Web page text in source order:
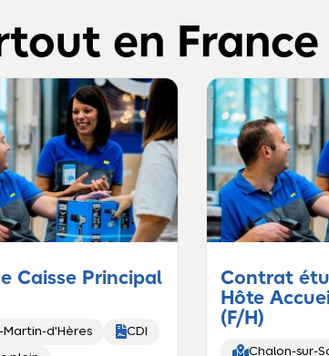
en France
Caisse Principal
Martin-d'Hères CDI
Contrat
Hôte
(F/H)
Chalon-sur-